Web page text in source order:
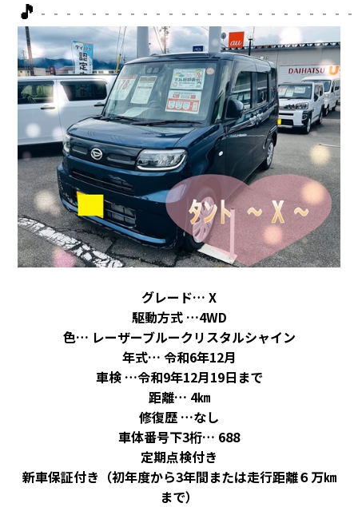
🎵
グレード… X
駆動方式 …4WD
色… レーザーブルークリスタルシャイン
年式… 令和6年12月
車検 …令和9年12月19日まで
距離… 4㎞
修復歴 …なし
車体番号下3桁… 688
定期点検付き
新車保証付き（初年度から3年間または走行距離６万㎞
まで）